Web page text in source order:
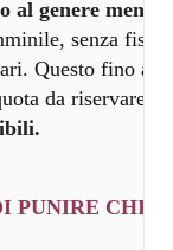
al genere meno
senza
Questo fino al
da riservare è
PUNIRE CHI